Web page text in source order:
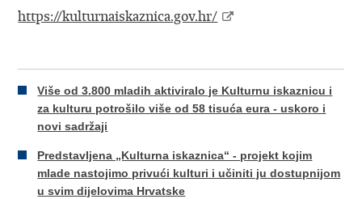
https://kulturnaiskaznica.gov.hr/
Više od 3.800 mladih aktiviralo je Kulturnu iskaznicu i
za kulturu potrošilo više od 58 tisuća eura - uskoro i
novi sadržaji
Predstavljena „Kulturna iskaznica“ - projekt kojim
mlade nastojimo privući kulturi i učiniti ju dostupnijom
u svim dijelovima Hrvatske